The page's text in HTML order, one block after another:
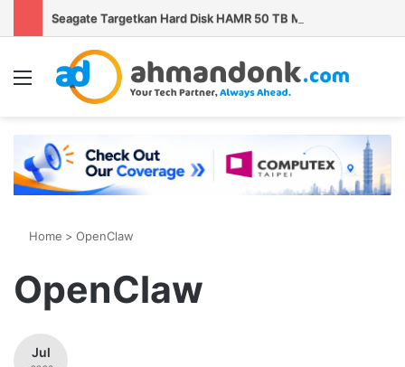
Menu
Home > OpenClaw
OpenClaw
Jul